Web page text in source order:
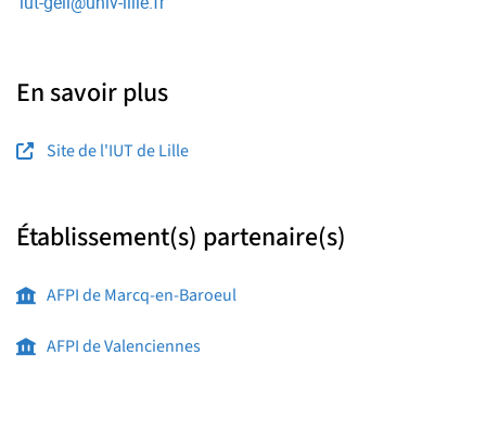
En savoir plus
Site de l'IUT de Lille
Établissement(s) partenaire(s)
AFPI de Marcq-en-Baroeul
AFPI de Valenciennes